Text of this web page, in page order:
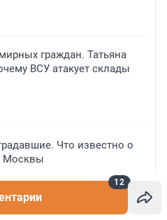
12
граждан. Татьяна
ВСУ атакует склады
Что известно о
Москвы